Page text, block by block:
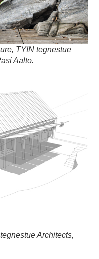
TYIN tegnestue
Aalto.
Architects,